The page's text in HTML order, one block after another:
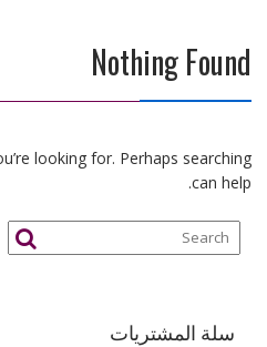
Nothing Found
looking for. Perhaps searching
can help.
سلة المشتريات